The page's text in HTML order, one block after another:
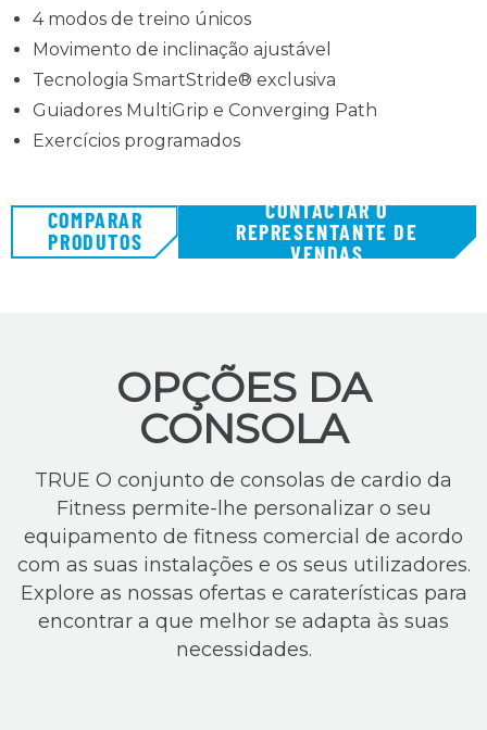
4 modos de treino únicos
Movimento de inclinação ajustável
Tecnologia SmartStride® exclusiva
Guiadores MultiGrip e Converging Path
Exercícios programados
COMPARAR
PRODUTOS
CONTACTAR O
REPRESENTANTE DE
VENDAS
OPÇÕES DA
CONSOLA
TRUE O conjunto de consolas de cardio da
Fitness permite-lhe personalizar o seu
equipamento de fitness comercial de acordo
com as suas instalações e os seus utilizadores.
Explore as nossas ofertas e caraterísticas para
encontrar a que melhor se adapta às suas
necessidades.